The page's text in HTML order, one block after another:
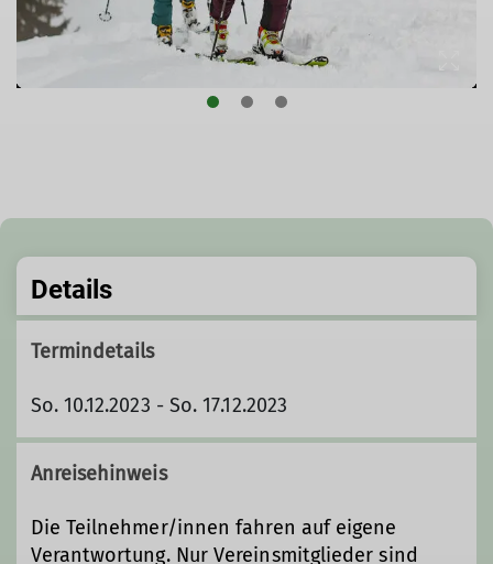
Details
Termindetails
So. 10.12.2023 - So. 17.12.2023
Anreisehinweis
Die Teilnehmer/innen fahren auf eigene
Verantwortung. Nur Vereinsmitglieder sind